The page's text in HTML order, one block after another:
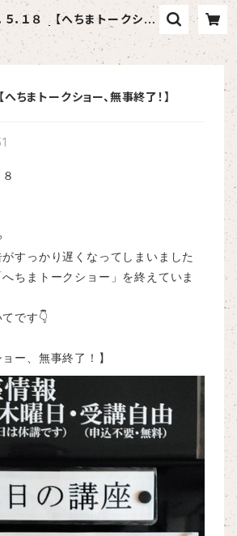
５．１８ 【へちまトークショ
終了！】 | へちま屋さはらん
へちまトークショー、無事終了！】
すっかり遅くなってしまいました
ちまトークショー」を終えていま
です👇
ー、無事終了！】